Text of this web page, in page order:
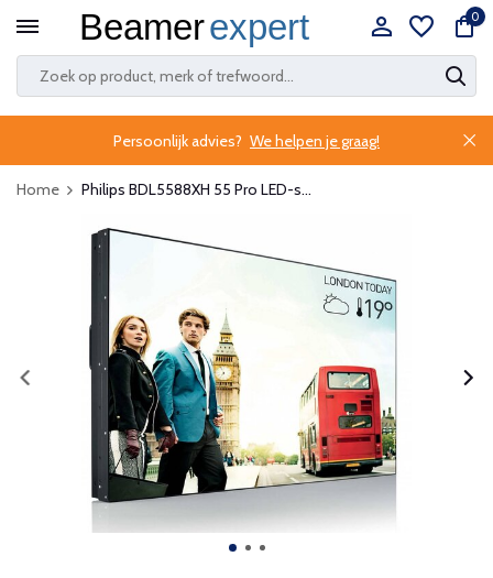
0
Persoonlijk advies? We helpen je graag!
Home Philips BDL5588XH 55 Pro LED-s...